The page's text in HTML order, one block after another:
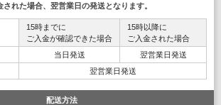
れた場合、翌営業日の発送となります。
15時までに
ご入金が確認できた場合
15時以降に
ご入金された場合
当日発送
翌営業日発送
翌営業日発送
配送方法